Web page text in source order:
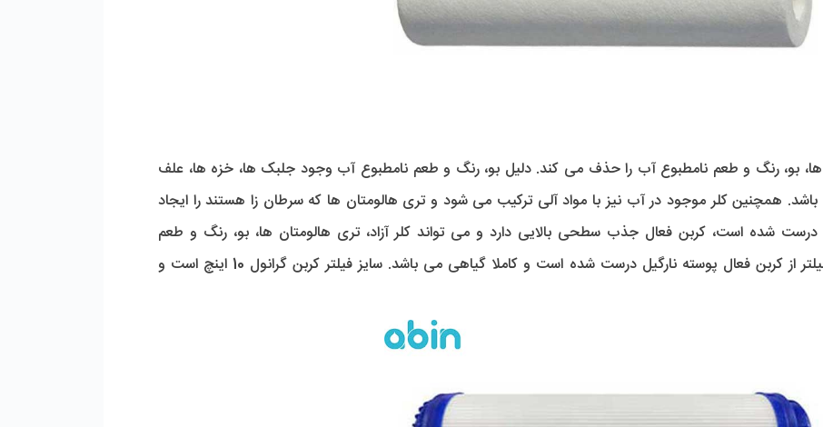
ها، بو، رنگ و طعم نامطبوع آب را حذف می کند. دلیل بو، رنگ و طعم نامطبوع آب وجود جلبک ها، خزه ها، علف
همچنین کلر موجود در آب نیز با مواد آلی ترکیب می شود و تری هالومتان ها که سرطان زا هستند را ایجاد
درست شده است، کربن فعال جذب سطحی بالایی دارد و می تواند کلر آزاد، تری هالومتان ها، بو، رنگ و طعم
نامطبوع آب را جذب کند. همچنین این فیلتر از کربن فعال پوسته نارگیل درست شده است و کاملا گیاهی می باشد. سایز فیلتر کربن گرانول 10 اینچ است و